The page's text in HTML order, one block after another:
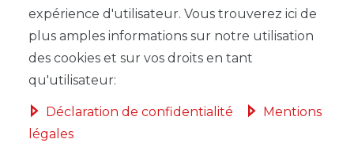
DANS LE PANIER
LISTE DE SOUHAITS
expérience d'utilisateur. Vous trouverez ici de
plus amples informations sur notre utilisation
des cookies et sur vos droits en tant
qu'utilisateur:
Déclaration de confidentialité
Mentions
légales